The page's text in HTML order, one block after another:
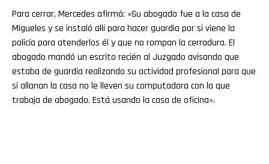
Para cerrar, Mercedes afirmó: «Su abogado fue a la casa de
Migueles y se instaló allí para hacer guardia por si viene la
policía para atenderlos él y que no rompan la cerradura. El
abogado mandó un escrito recién al Juzgado avisando que
estaba de guardia realizando su actividad profesional para que
si allanan la casa no le lleven su computadora con la que
trabaja de abogado. Está usando la casa de oficina».